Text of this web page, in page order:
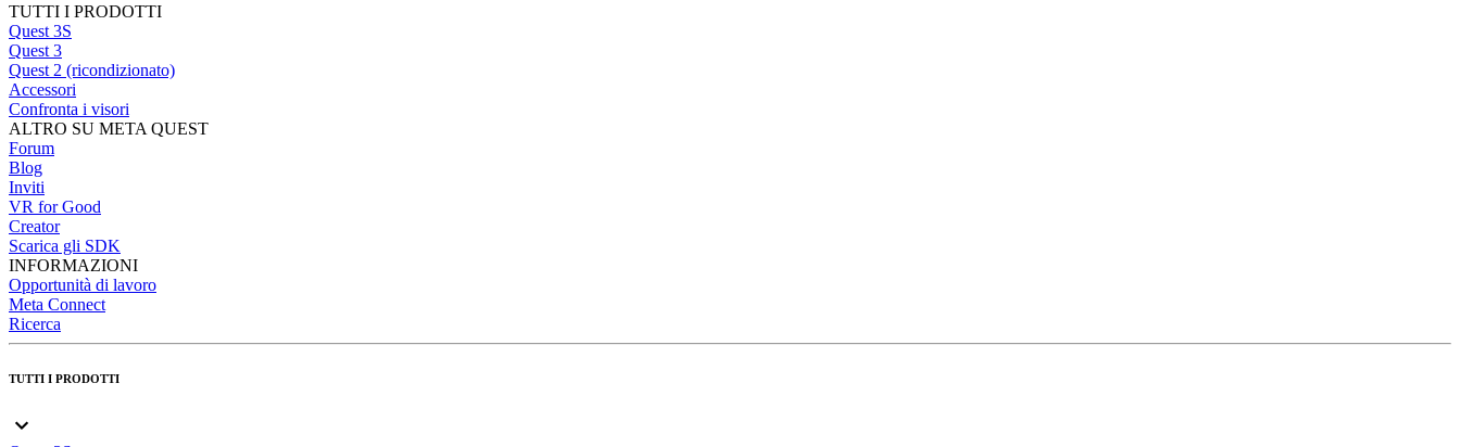
TUTTI I PRODOTTI
Quest 3S
Quest 3
Quest 2 (ricondizionato)
Accessori
Confronta i visori
ALTRO SU META QUEST
Forum
Blog
Inviti
VR for Good
Creator
Scarica gli SDK
INFORMAZIONI
Opportunità di lavoro
Meta Connect
Ricerca
TUTTI I PRODOTTI